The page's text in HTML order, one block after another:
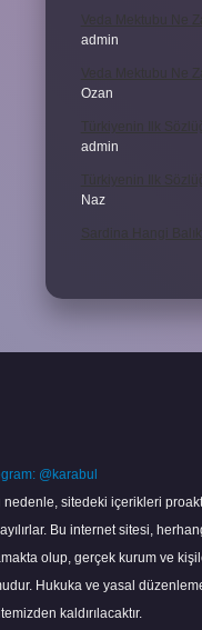
Veda Mektubu Ne
admin
Veda Mektubu Ne
Ozan
Türkiyenin Ilk
admin
Türkiyenin Ilk
Naz
Sardina Hangi Balık
@karabul
nedenle, sitedeki içerikleri
Bu internet sitesi,
olup, gerçek kurum ve
Hukuka ve yasal
kaldırılacaktır.